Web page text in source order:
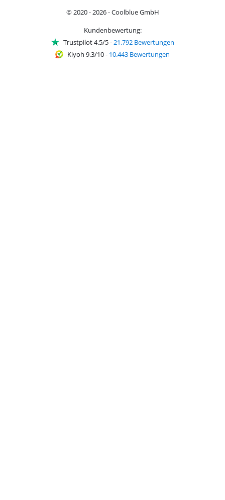
© 2020 - 2026 - Coolblue GmbH
Kundenbewertung:
Trustpilot 4.5/5-21.792 Bewertungen
Kiyoh 9.3/10- 10.443 Bewertungen